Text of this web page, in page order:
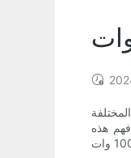
المختلفة
فهم هذه